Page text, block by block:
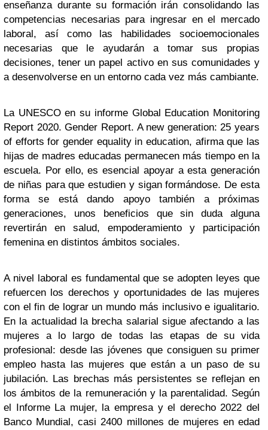
enseñanza durante su formación irán consolidando las
competencias necesarias para ingresar en el mercado
laboral, así como las habilidades socioemocionales
necesarias que le ayudarán a tomar sus propias
decisiones, tener un papel activo en sus comunidades y
a desenvolverse en un entorno cada vez más cambiante.
La UNESCO en su informe Global Education Monitoring
Report 2020. Gender Report. A new generation: 25 years
of efforts for gender equality in education, afirma que las
hijas de madres educadas permanecen más tiempo en la
escuela. Por ello, es esencial apoyar a esta generación
de niñas para que estudien y sigan formándose. De esta
forma se está dando apoyo también a próximas
generaciones, unos beneficios que sin duda alguna
revertirán en salud, empoderamiento y participación
femenina en distintos ámbitos sociales.
A nivel laboral es fundamental que se adopten leyes que
refuercen los derechos y oportunidades de las mujeres
con el fin de lograr un mundo más inclusivo e igualitario.
En la actualidad la brecha salarial sigue afectando a las
mujeres a lo largo de todas las etapas de su vida
profesional: desde las jóvenes que consiguen su primer
empleo hasta las mujeres que están a un paso de su
jubilación. Las brechas más persistentes se reflejan en
los ámbitos de la remuneración y la parentalidad. Según
el Informe La mujer, la empresa y el derecho 2022 del
Banco Mundial, casi 2400 millones de mujeres en edad